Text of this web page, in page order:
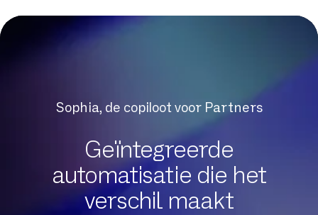
Sophia, de copiloot voor Partners
Geïntegreerde
automatisatie die het
verschil maakt